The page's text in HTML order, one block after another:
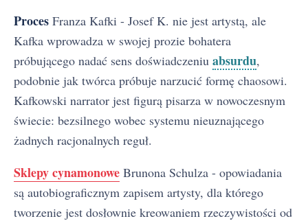
Proces Franza Kafki - Josef K. nie jest artystą, ale
Kafka wprowadza w swojej prozie bohatera
próbującego nadać sens doświadczeniu absurdu,
podobnie jak twórca próbuje narzucić formę chaosowi.
Kafkowski narrator jest figurą pisarza w nowoczesnym
świecie: bezsilnego wobec systemu nieuznającego
żadnych racjonalnych reguł.
Sklepy cynamonowe Brunona Schulza - opowiadania
są autobiograficznym zapisem artysty, dla którego
tworzenie jest dosłownie kreowaniem rzeczywistości od